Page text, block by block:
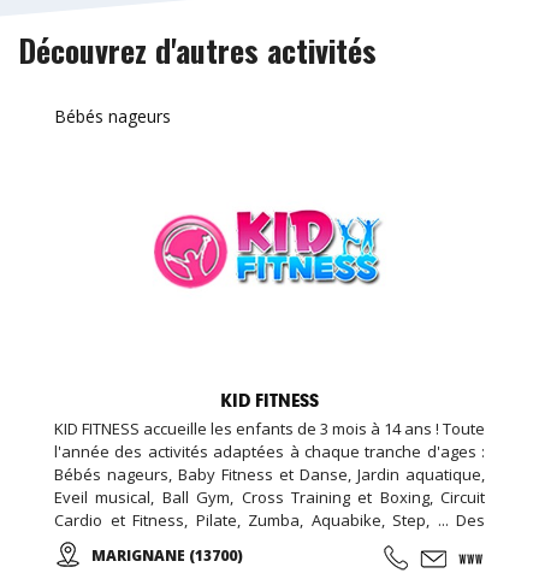
Découvrez d'autres activités
Bébés nageurs
KID FITNESS
KID FITNESS accueille les enfants de 3 mois à 14 ans ! Toute
l'année des activités adaptées à chaque tranche d'ages :
Bébés nageurs, Baby Fitness et Danse, Jardin aquatique,
Eveil musical, Ball Gym, Cross Training et Boxing, Circuit
Cardio et Fitness, Pilate, Zumba, Aquabike, Step, ... Des
Stages Sportifs pendant les vacances, des Garderies
Sportives qui suivent les rythmes scolaires,... Des
MARIGNANE (13700)